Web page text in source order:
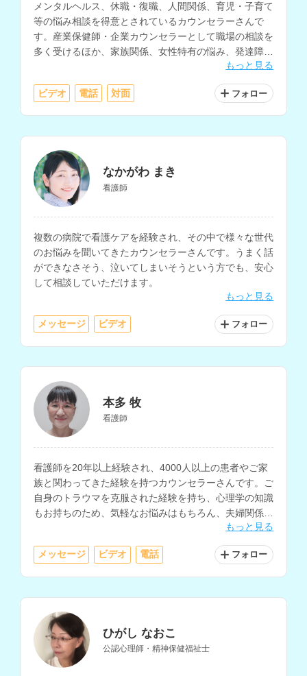
メンタルヘルス、休職・復職、人間関係、育児・子育て
等の悩み相談を得意とされているカウンセラーさんで
す。産業保健師・企業カウンセラーとして職場の相談を
多く受けるほか、家族関係、女性特有の悩み、発達障
害、ダイエットなど、様々な悩みを相談可能です。
もっと見る
ビデオ 電話 対面 フォロー
なかがわ まき
看護師
複数の病院で看護ケアを経験され、その中で様々な世代
のお悩みを聞いてきたカウンセラーさんです。うまく話
ができなさそう、泣いてしまいそうという方でも、安心
して相談していただけます。
もっと見る
メッセージ ビデオ フォロー
本多 牧
看護師
看護師を20年以上経験され、4000人以上の患者やご家
族と関わってきた経験を持つカウンセラーさんです。ご
自身のトラウマを克服された経験を持ち、心理学の知識
もお持ちのため、気軽なお悩みはもちろん、夫婦関係で
悩んでいる方、対人関係で悩んでいる方にもおすすめで
もっと見る
メッセージ ビデオ 電話 フォロー
ひがし なおこ
公認心理師・精神保健福祉士